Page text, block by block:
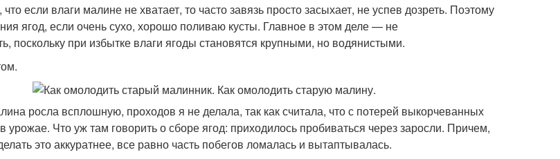
если влаги малине не хватает, то часто завязь просто засыхает, не успев дозреть. Поэтому
ягод, если очень сухо, хорошо поливаю кусты. Главное в этом деле — не
поскольку при избытке влаги ягоды становятся крупными, но водянистыми.
росла всплошную, проходов я не делала, так как считала, что с потерей выкорчеванных
урожае. Что уж там говорить о сборе ягод: приходилось пробиваться через заросли. Причем,
это аккуратнее, все равно часть побегов ломалась и вытаптывалась.